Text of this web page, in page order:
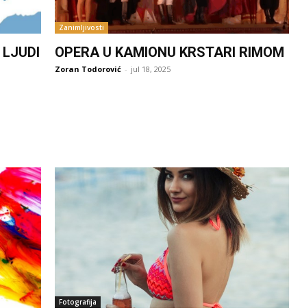
Zanimljivosti
OPERA U KAMIONU KRSTARI RIMOM
Zoran Todorović - jul 18, 2025
Fotografija